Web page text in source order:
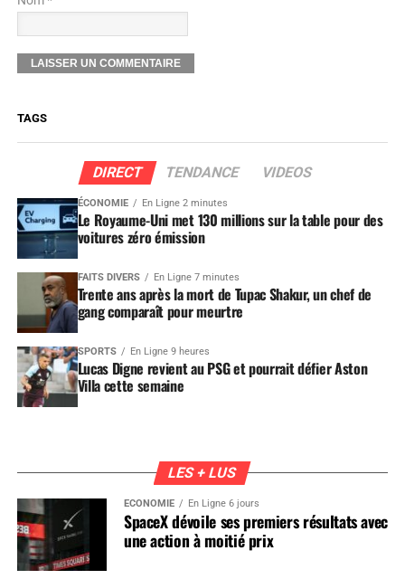
TAGS
DIRECT TENDANCE VIDEOS
ÉCONOMIE En Ligne 2 minutes
Le Royaume-Uni met 130 millions sur la table pour des
voitures zéro émission
FAITS DIVERS En Ligne 7 minutes
Trente ans après la mort de Tupac Shakur, un chef de
gang comparaît pour meurtre
SPORTS En Ligne 9 heures
Lucas Digne revient au PSG et pourrait défier Aston
Villa cette semaine
LES + LUS
ÉCONOMIE En Ligne 6 jours
SpaceX dévoile ses premiers résultats avec
une action à moitié prix